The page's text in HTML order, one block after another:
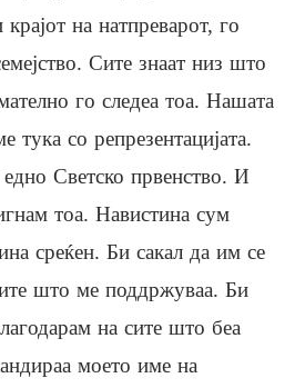
крајот на натпреварот, го
Сите знаат низ што
го следеа тоа. Нашата
тука со репрезентацијата.
Светско првенство. И
тоа. Навистина сум
среќен. Би сакал да им се
што ме поддржуваа. Би
на сите што беа
моето име на